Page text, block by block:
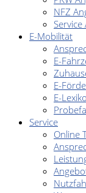
NFZ
E-Mobilität
E-
E-
E-
Service
Online